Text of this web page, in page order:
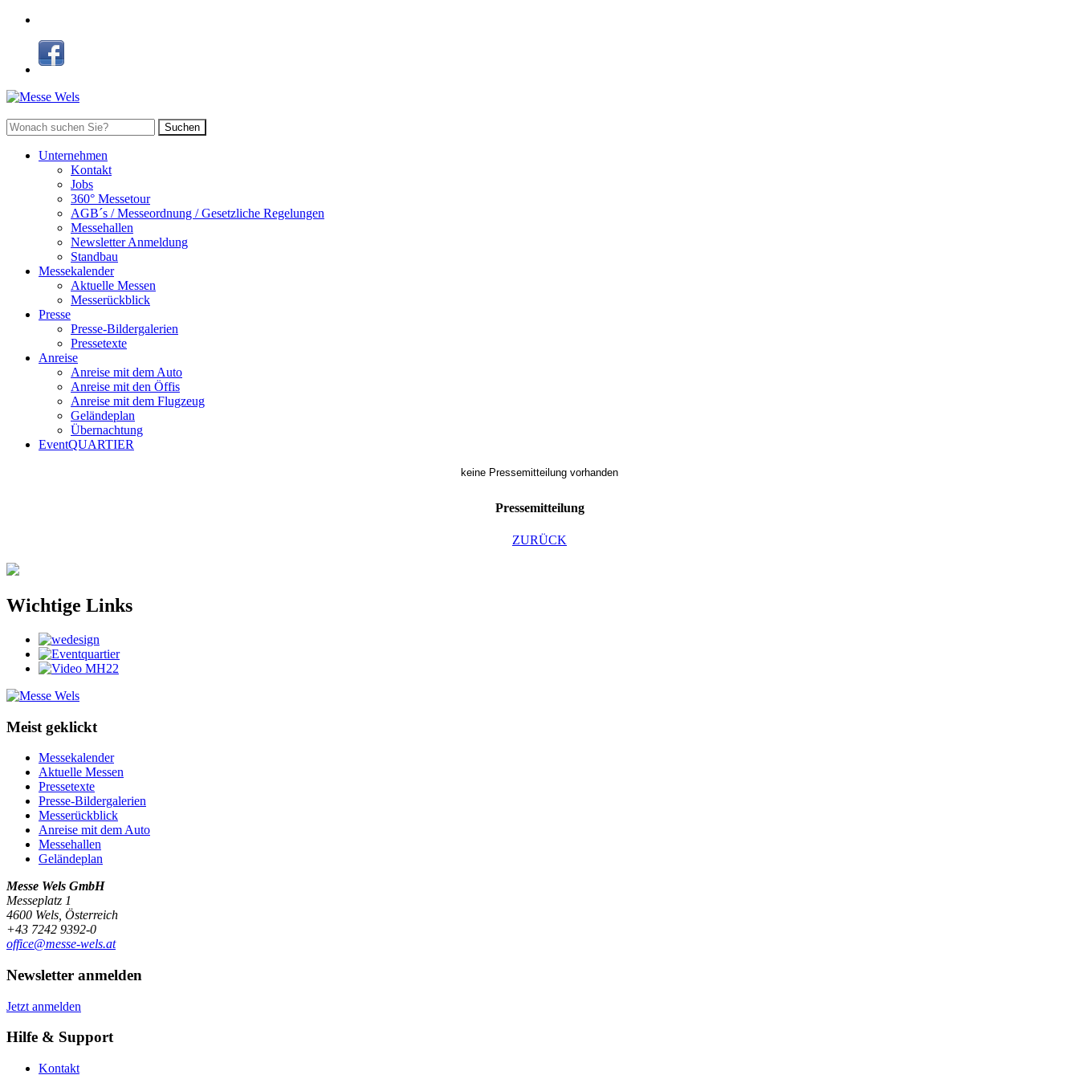
Suchen
Unternehmen
Kontakt
Jobs
360° Messetour
AGB´s / Messeordnung / Gesetzliche Regelungen
Messehallen
Newsletter Anmeldung
Standbau
Messekalender
Aktuelle Messen
Messerückblick
Presse
Presse-Bildergalerien
Pressetexte
Anreise
Anreise mit dem Auto
Anreise mit den Öffis
Anreise mit dem Flugzeug
Geländeplan
Übernachtung
EventQUARTIER
keine Pressemitteilung vorhanden
Pressemitteilung
ZURÜCK
Wichtige Links
Meist geklickt
Messekalender
Aktuelle Messen
Pressetexte
Presse-Bildergalerien
Messerückblick
Anreise mit dem Auto
Messehallen
Geländeplan
Messe Wels GmbH
Messeplatz 1
4600 Wels, Österreich
+43 7242 9392-0
office@messe-wels.at
Newsletter anmelden
Jetzt anmelden
Hilfe & Support
Kontakt